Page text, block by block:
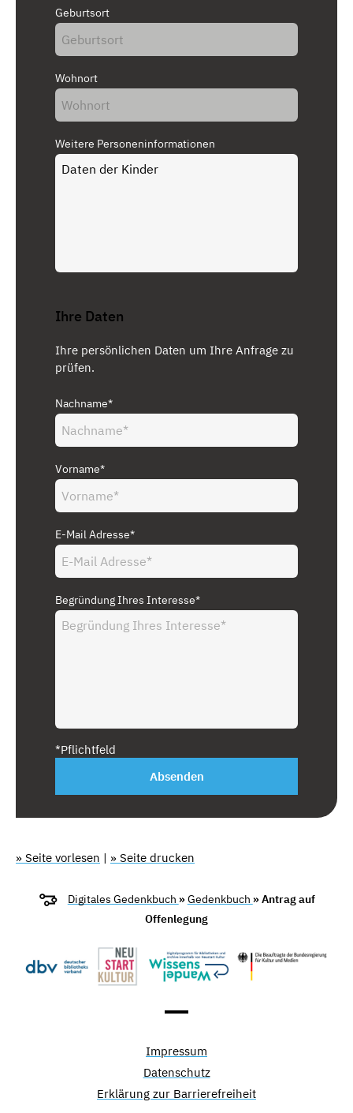
Geburtsort
Wohnort
Weitere Personeninformationen
Ihre Daten
Ihre persönlichen Daten um Ihre Anfrage zu
prüfen.
Nachname*
Vorname*
E-Mail Adresse*
Begründung Ihres Interesse*
*Pflichtfeld
Absenden
» Seite vorlesen | » Seite drucken
Digitales Gedenkbuch »Gedenkbuch » Antrag auf
Offenlegung
Impressum
Datenschutz
Erklärung zur Barrierefreiheit